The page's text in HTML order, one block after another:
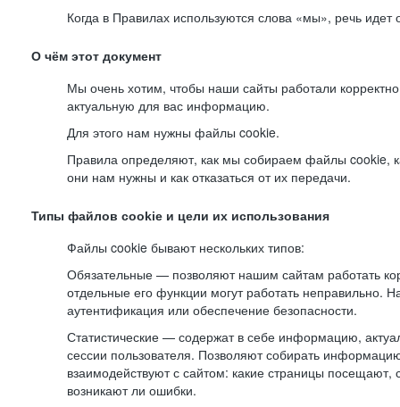
Когда в Правилах используются слова «мы», речь
О чём этот документ
Мы очень хотим, чтобы наши сайты работали
актуальную для вас информацию.
Для этого нам нужны файлы cookie.
Правила определяют, как мы собираем файлы cookie,
они нам нужны и как отказаться от их передачи.
Типы файлов cookie и цели их использования
Файлы cookie бывают нескольких типов:
Обязательные — позволяют нашим сайтам работать
отдельные его функции могут работать неправильно.
аутентификация или обеспечение безопасности.
Статистические — содержат в себе информацию,
сессии пользователя. Позволяют собирать
взаимодействуют с сайтом: какие страницы посещают,
возникают ли ошибки.